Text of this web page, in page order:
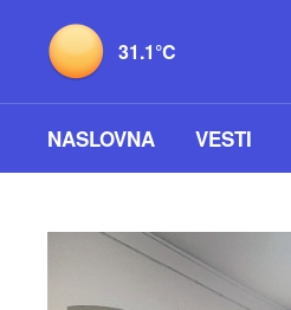
31.1°C
NASLOVNA VESTI